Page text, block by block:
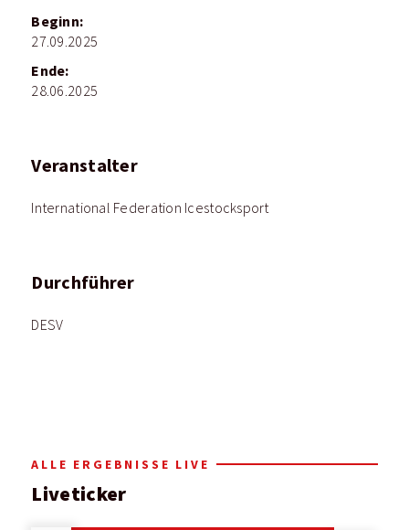
Beginn:
27.09.2025
Ende:
28.06.2025
Veranstalter
International Federation Icestocksport
Durchführer
DESV
ALLE ERGEBNISSE LIVE
Liveticker